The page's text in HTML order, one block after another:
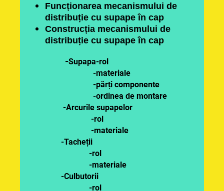
Funcționarea mecanismului de
distribuție cu supape în cap
Construcția mecanismului de
distribuție cu supape în cap
-Supapa-rol
-materiale
-părți componente
-ordinea de montare
-Arcurile supapelor
-rol
-materiale
-Tacheții
-rol
-materiale
-Culbutorii
-rol